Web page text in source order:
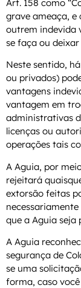
Art. 158 como
grave ameaça,
outrem indevida
se faça ou
Neste sentido,
ou privados)
vantagens
vantagem em
administrativas
licenças ou
operações tais
A Aguia, por
rejeitará
extorsão feitas
que a Aguia seja
A Aguia
segurança de
se uma
forma, caso